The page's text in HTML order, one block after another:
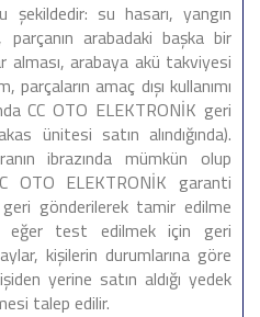
şekildedir: su hasarı, yangın
arabadaki başka bir
alması, arabaya akü takviyesi
parçaların amaç dışı kullanımı
CC OTO ELEKTRONİK geri
ünitesi satın alındığında).
ibrazında mümkün olup
OTO ELEKTRONİK garanti
geri gönderilerek tamir edilme
eğer test edilmek için geri
kişilerin durumlarına göre
yerine satın aldığı yedek
talep edilir.